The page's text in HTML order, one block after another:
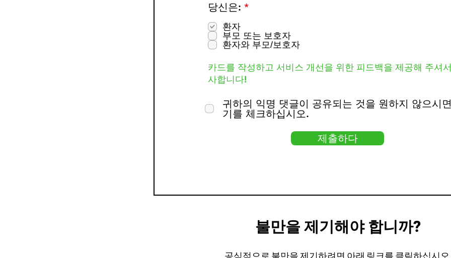
당신은: *필
환자
부모 또는 보호자
환자와 부모/보호자
카드를 작성하고 서비스 개선을 위한 피드백을 제공해 주셔
사합니다!
귀하의 익명 댓글이 공유되는 것을 원하지 않으시
기를 체크하십시오.
제출하다
불만을 제기해야 합니까?
공식적으로 불만을 제기하려면 아래 링크를 클릭하십시오.